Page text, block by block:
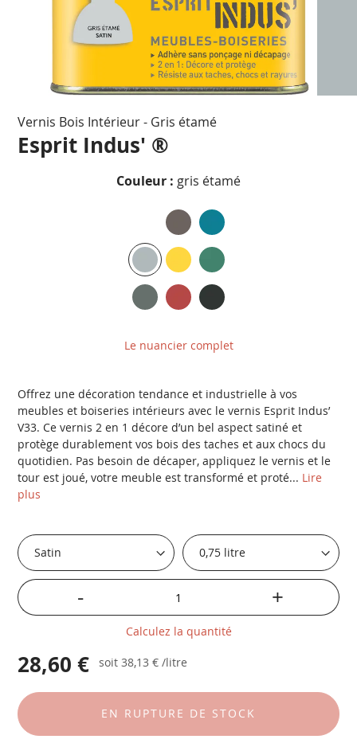
début
Vernis Bois Intérieur - Gris étamé
Esprit Indus' ®
Couleur : gris étamé
Le nuancier complet
Offrez une décoration tendance et industrielle à vos
meubles et boiseries intérieurs avec le vernis Esprit Indus’
V33. Ce vernis 2 en 1 décore d’un bel aspect satiné et
protège durablement vos bois des taches et aux chocs du
quotidien. Pas besoin de décaper, appliquez le vernis et le
tour est joué, votre meuble est transformé et proté... Lire
plus
- +
Calculez la quantité
28,60 € soit 38,13 € /litre
EN RUPTURE DE STOCK